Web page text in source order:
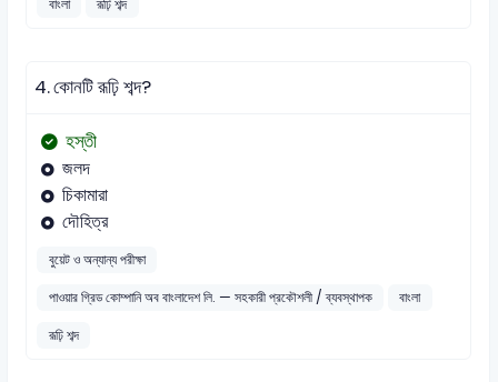
4.কোনটি রূঢ়ি শব্দ?
হস্তী
জলদ
চিকামারা
দৌহিত্র
বুয়েট ও অন্যান্য পরীক্ষা
পাওয়ার গ্রিড কোম্পানি অব বাংলাদেশ লি. — সহকারী প্রকৌশলী / ব্যবস্থাপক
বাংলা
রূঢ়ি শব্দ